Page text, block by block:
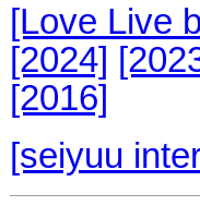
[Love Live
[2024]
[2016]
[seiyuu